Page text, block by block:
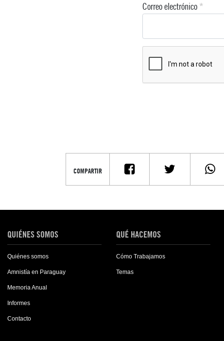
Correo electrónico *
COMPARTIR
QUIÉNES SOMOS
Quiénes somos
Amnistía en Paraguay
Memoria Anual
Informes
Contacto
QUÉ HACEMOS
Cómo Trabajamos
Temas